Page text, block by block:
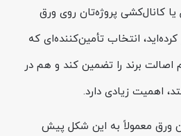
کانال‌کشی پروژه‌تان روی ورق
انتخاب تأمین‌کننده‌ای که
برند را تضمین کند و هم در
اهمیت زیادی دارد.
ورق معمولاً به این شکل پیش